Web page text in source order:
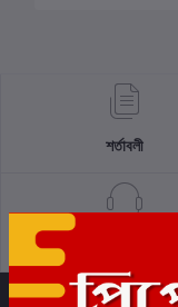
শর্তাবলী